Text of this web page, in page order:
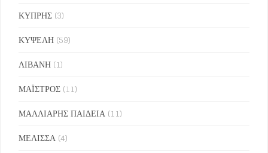
ΚΥΠΡΗΣ (3)
ΚΥΨΕΛΗ (59)
ΛΙΒΑΝΗ (1)
ΜΑΪΣΤΡΟΣ (11)
ΜΑΛΛΙΑΡΗΣ ΠΑΙΔΕΙΑ (11)
ΜΕΛΙΣΣΑ (4)